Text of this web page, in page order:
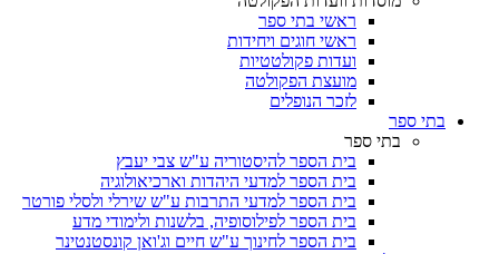
ראשי בתי ספר
ראשי חוגים ויחידות
ועדות פקולטטיות
מועצת הפקולטה
לזכר הנופלים
בתי ספר
בתי ספר
בית הספר להיסטוריה ע"ש צבי יעבץ
בית הספר למדעי היהדות וארכיאולוגיה
בית הספר למדעי התרבות ע"ש שירלי ולסלי פורטר
בית הספר לפילוסופיה, בלשנות ולימודי מדע
בית הספר לחינוך ע"ש חיים וג'ואן קונסטנטינר